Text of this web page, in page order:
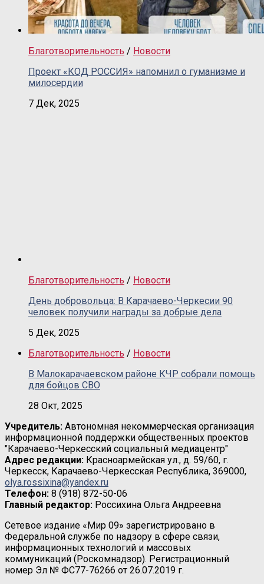
Благотворительность / Новости
Проект «КОД РОССИЯ» напомнил о гуманизме и
милосердии
7 Дек, 2025
Благотворительность / Новости
День добровольца: В Карачаево-Черкесии 90
человек получили награды за добрые дела
5 Дек, 2025
Благотворительность / Новости
В Малокарачаевском районе КЧР собрали помощь
для бойцов СВО
28 Окт, 2025
Учредитель: Автономная некоммерческая организация
информационной поддержки общественных проектов
"Карачаево-Черкесский социальный медиацентр"
Адрес редакции: Красноармейская ул., д. 59/60, г.
Черкесск, Карачаево-Черкесская Республика, 369000,
olya.rossixina@yandex.ru
Телефон: 8 (918) 872-50-06
Главный редактор: Россихина Ольга Андреевна
Сетевое издание «Мир 09» зарегистрировано в
Федеральной службе по надзору в сфере связи,
информационных технологий и массовых
коммуникаций (Роскомнадзор). Регистрационный
номер Эл № ФС77-76266 от 26.07.2019 г.